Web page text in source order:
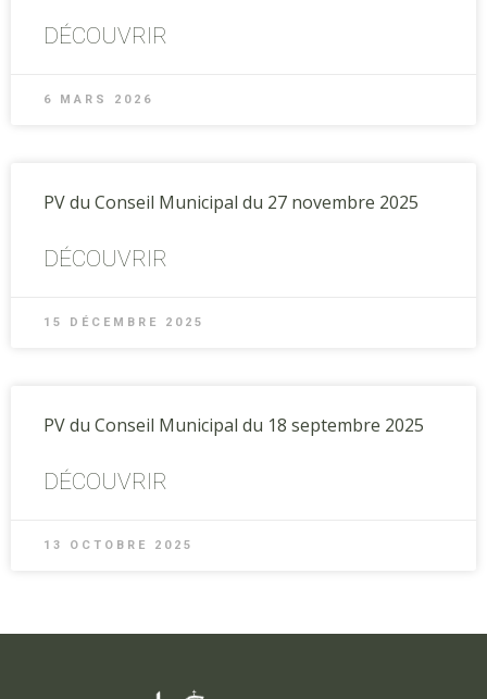
DÉCOUVRIR
6 MARS 2026
PV du Conseil Municipal du 27 novembre 2025
DÉCOUVRIR
15 DÉCEMBRE 2025
PV du Conseil Municipal du 18 septembre 2025
DÉCOUVRIR
13 OCTOBRE 2025